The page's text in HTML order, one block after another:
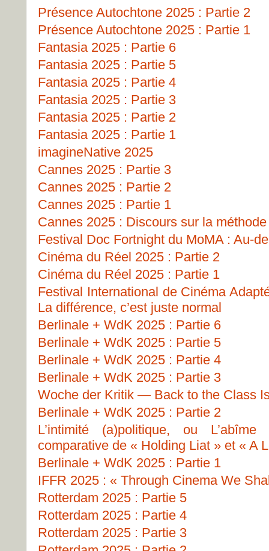
Présence Autochtone 2025 : Partie 2
Présence Autochtone 2025 : Partie 1
Fantasia 2025 : Partie 6
Fantasia 2025 : Partie 5
Fantasia 2025 : Partie 4
Fantasia 2025 : Partie 3
Fantasia 2025 : Partie 2
Fantasia 2025 : Partie 1
imagineNative 2025
Cannes 2025 : Partie 3
Cannes 2025 : Partie 2
Cannes 2025 : Partie 1
Cannes 2025 : Discours sur la méthode
Festival Doc Fortnight du MoMA : Au-
Cinéma du Réel 2025 : Partie 2
Cinéma du Réel 2025 : Partie 1
Festival International de Cinéma
La différence, c’est juste normal
Berlinale + WdK 2025 : Partie 6
Berlinale + WdK 2025 : Partie 5
Berlinale + WdK 2025 : Partie 4
Berlinale + WdK 2025 : Partie 3
Woche der Kritik — Back to the Class
Berlinale + WdK 2025 : Partie 2
L’intimité (a)politique, ou
comparative de « Holding Liat » et « A
Berlinale + WdK 2025 : Partie 1
IFFR 2025 : « Through Cinema We
Rotterdam 2025 : Partie 5
Rotterdam 2025 : Partie 4
Rotterdam 2025 : Partie 3